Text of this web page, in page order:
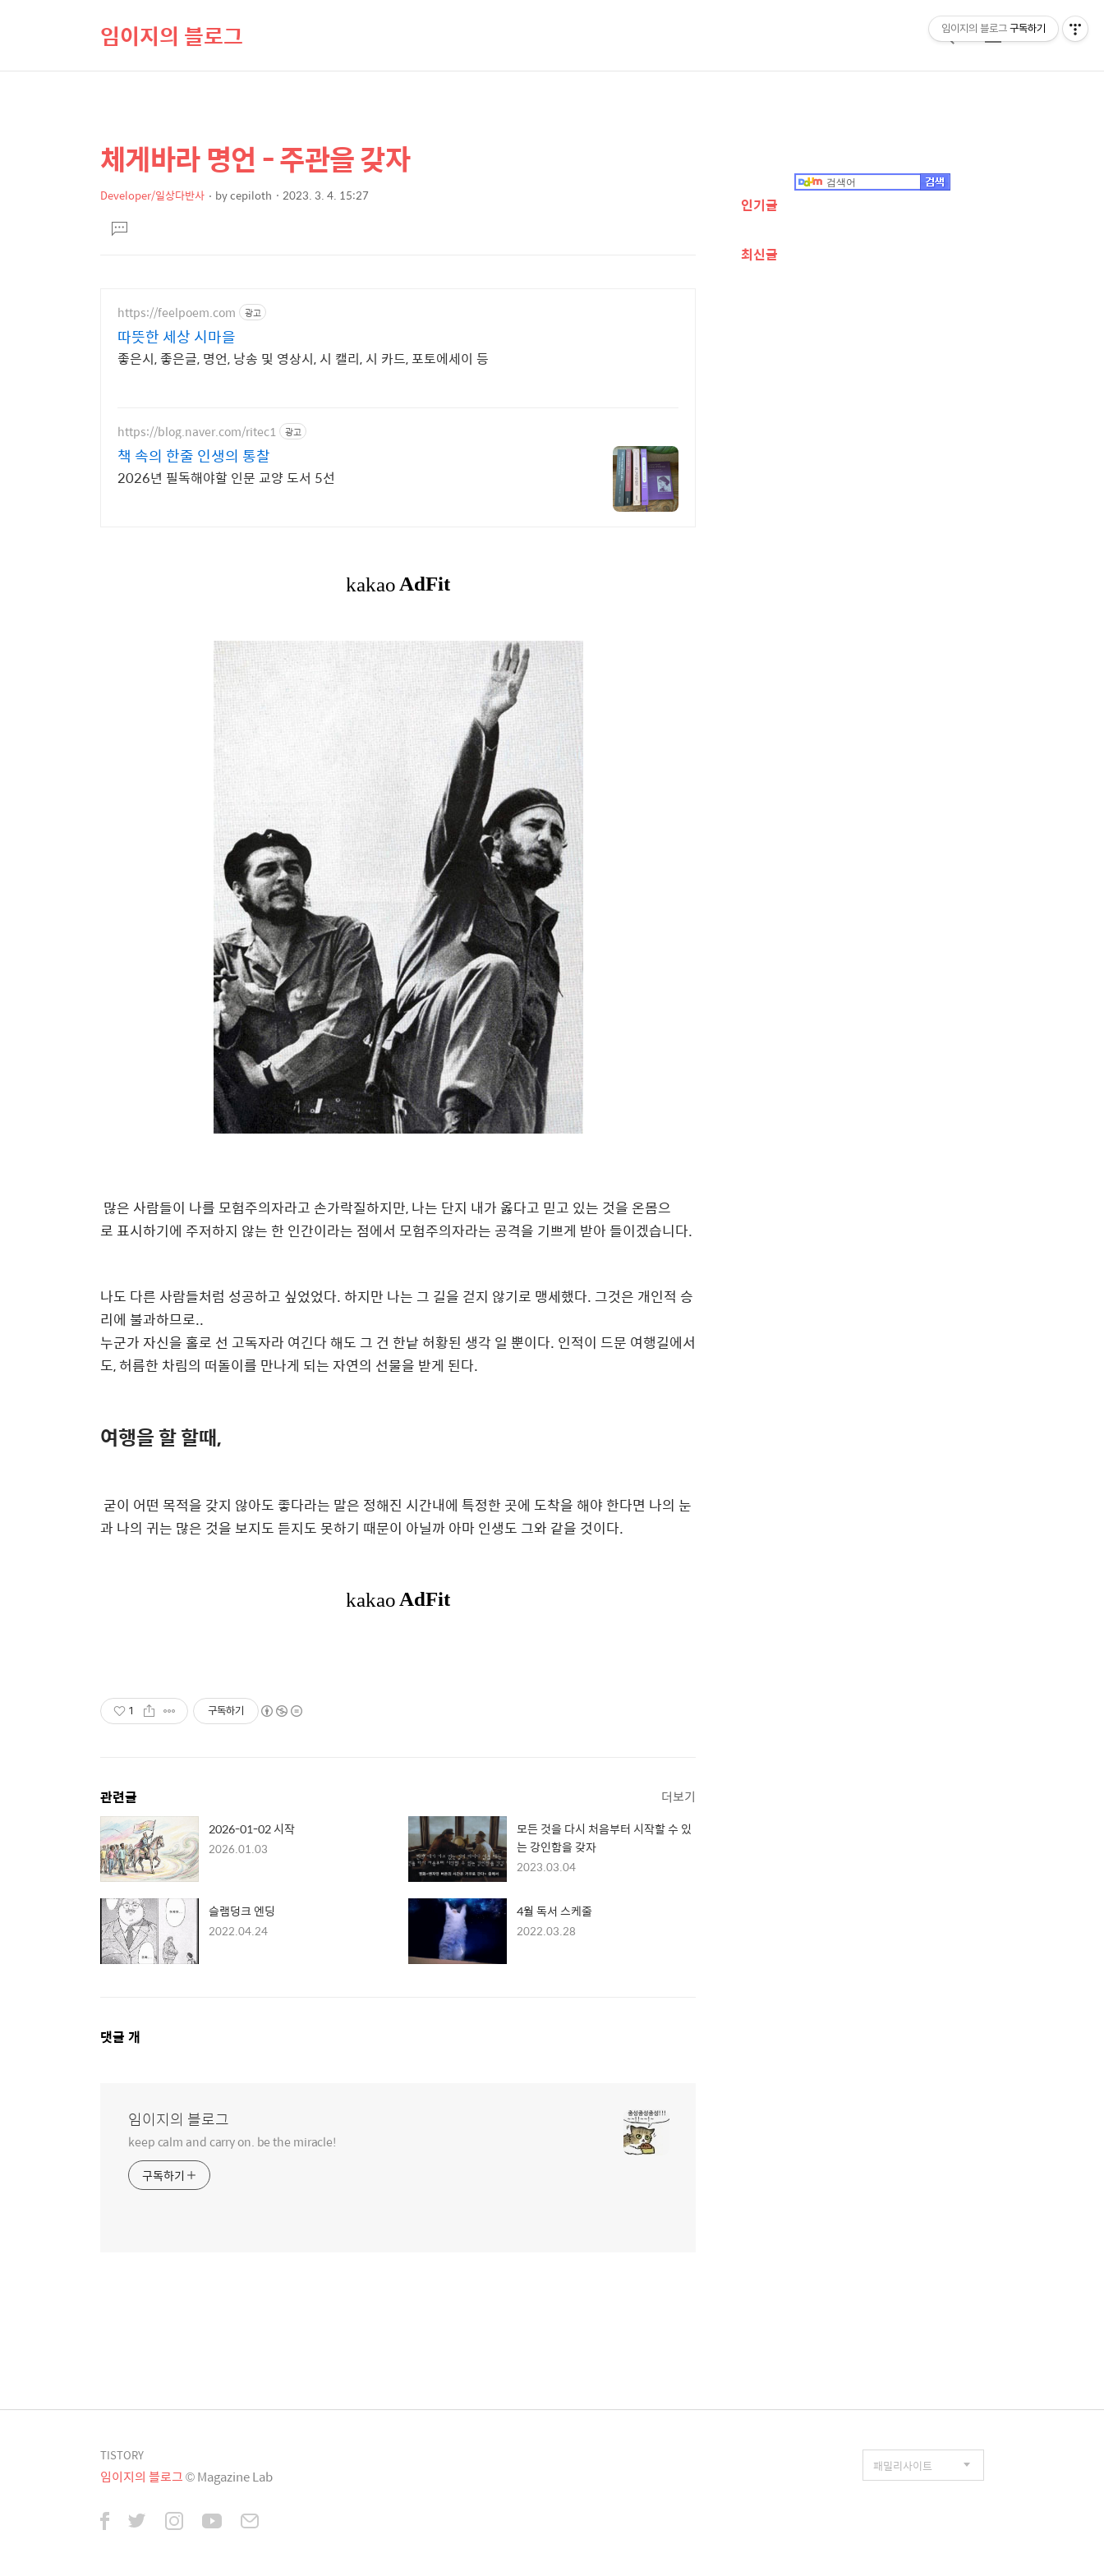
임이지의 블로그
검
메
상
세
컨
텐
본
문
제
체게바라 명언 - 주관을 갖자
Developer/일상다반사 bycepiloth 2023. 3. 4. 15:27
문댓
글
https://feelpoem.com 광고
따뜻한 세상 시마을
좋은시, 좋은글, 명언, 낭송 및 영상시, 시 캘리, 시 카드, 포토에세이 등
https://blog.naver.com/ritec1 광고
책 속의 한줄 인생의 통찰
2026년 필독해야할 인문 교양 도서 5선
많은 사람들이 나를 모험주의자라고 손가락질하지만, 나는 단지 내가 옳다고 믿고 있는 것을 온몸으
로 표시하기에 주저하지 않는 한 인간이라는 점에서 모험주의자라는 공격을 기쁘게 받아 들이겠습니다.
나도 다른 사람들처럼 성공하고 싶었었다. 하지만 나는 그 길을 걷지 않기로 맹세했다. 그것은 개인적 승
리에 불과하므로..
누군가 자신을 홀로 선 고독자라 여긴다 해도 그 건 한낱 허황된 생각 일 뿐이다. 인적이 드문 여행길에서
도, 허름한 차림의 떠돌이를 만나게 되는 자연의 선물을 받게 된다.
여행을 할 할때,
굳이 어떤 목적을 갖지 않아도 좋다라는 말은 정해진 시간내에 특정한 곳에 도착을 해야 한다면 나의 눈
과 나의 귀는 많은 것을 보지도 듣지도 못하기 때문이 아닐까 아마 인생도 그와 같을 것이다.
1 구독하기
관련글 더보기
2026-01-02 시작
2026.01.03
모든 것을 다시 처음부터 시작할 수 있
는 강인함을 갖자
2023.03.04
슬램덩크 엔딩
2022.04.24
4월 독서 스케줄
2022.03.28
댓
댓글 개
임이지의 블로그
keep calm and carry on. be the miracle!
구독하기
정
인기글
최신글
TISTORY
임이지의 블로그© Magazine Lab
임이지의 블로그 구독하기